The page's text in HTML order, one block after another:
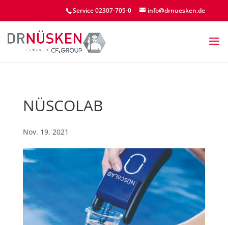
Service 02307-705-0 info@drnuesken.de
NÜSCOLAB
Nov. 19, 2021